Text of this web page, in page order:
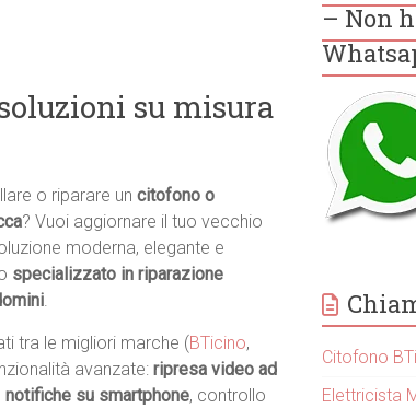
su misura
o riparare un citofono o
? Vuoi aggiornare il tuo vecchio
moderna, elegante e
specializzato in riparazione
.
tra le migliori marche (BTicino,
avanzate: ripresa video ad
notifiche su smartphone, controllo
– Non
Citofono
Elettricista